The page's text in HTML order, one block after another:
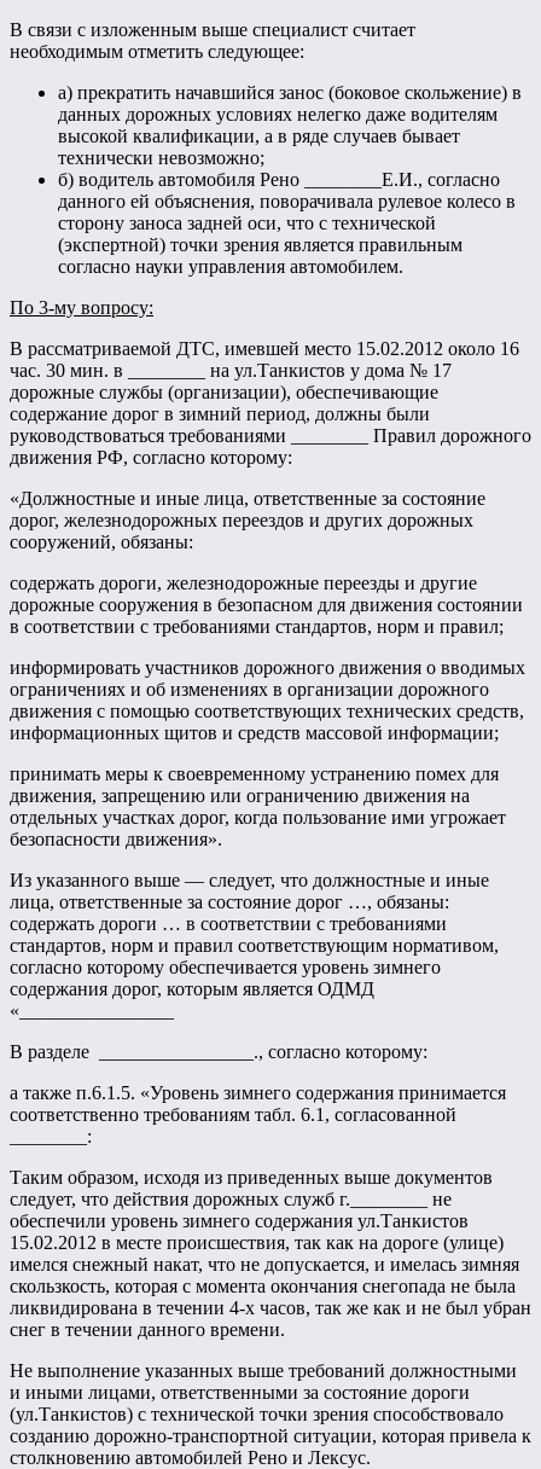
В связи с изложенным выше специалист считает
необходимым отметить следующее:
а) прекратить начавшийся занос (боковое скольжение) в
данных дорожных условиях нелегко даже водителям
высокой квалификации, а в ряде случаев бывает
технически невозможно;
б) водитель автомобиля Рено ________Е.И., согласно
данного ей объяснения, поворачивала рулевое колесо в
сторону заноса задней оси, что с технической
(экспертной) точки зрения является правильным
согласно науки управления автомобилем.
По 3-му вопросу:
В рассматриваемой ДТС, имевшей место 15.02.2012 около 16
час. 30 мин. в ________ на ул.Танкистов у дома № 17
дорожные службы (организации), обеспечивающие
содержание дорог в зимний период, должны были
руководствоваться требованиями ________ Правил дорожного
движения РФ, согласно которому:
«Должностные и иные лица, ответственные за состояние
дорог, железнодорожных переездов и других дорожных
сооружений, обязаны:
содержать дороги, железнодорожные переезды и другие
дорожные сооружения в безопасном для движения состоянии
в соответствии с требованиями стандартов, норм и правил;
информировать участников дорожного движения о вводимых
ограничениях и об изменениях в организации дорожного
движения с помощью соответствующих технических средств,
информационных щитов и средств массовой информации;
принимать меры к своевременному устранению помех для
движения, запрещению или ограничению движения на
отдельных участках дорог, когда пользование ими угрожает
безопасности движения».
Из указанного выше — следует, что должностные и иные
лица, ответственные за состояние дорог …, обязаны:
содержать дороги … в соответствии с требованиями
стандартов, норм и правил соответствующим нормативом,
согласно которому обеспечивается уровень зимнего
содержания дорог, которым является ОДМД
«________________
В разделе ________________., согласно которому:
а также п.6.1.5. «Уровень зимнего содержания принимается
соответственно требованиям табл. 6.1, согласованной
________:
Таким образом, исходя из приведенных выше документов
следует, что действия дорожных служб г.________ не
обеспечили уровень зимнего содержания ул.Танкистов
15.02.2012 в месте происшествия, так как на дороге (улице)
имелся снежный накат, что не допускается, и имелась зимняя
скользкость, которая с момента окончания снегопада не была
ликвидирована в течении 4-х часов, так же как и не был убран
снег в течении данного времени.
Не выполнение указанных выше требований должностными
и иными лицами, ответственными за состояние дороги
(ул.Танкистов) с технической точки зрения способствовало
созданию дорожно-транспортной ситуации, которая привела к
столкновению автомобилей Рено и Лексус.